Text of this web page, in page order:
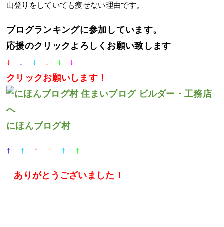
山登りをしていても痩せない理由です。
ブログランキングに参加しています。
応援のクリックよろしくお願い致します
↓ ↓ ↓ ↓ ↓ ↓
クリックお願いします！
にほんブログ村
↑ ↑ ↑ ↑ ↑ ↑
ありがとうございました ！